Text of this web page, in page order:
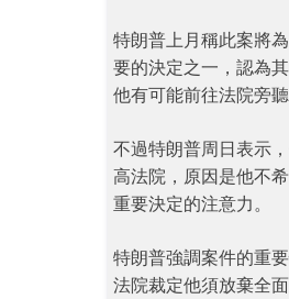
特朗普上月稱此案將
要的決定之一，認為
他有可能前往法院旁聽
不過特朗普周日表示
高法院，原因是他不
重要決定的注意力。
特朗普強調案件的重
法院裁定他須放棄全